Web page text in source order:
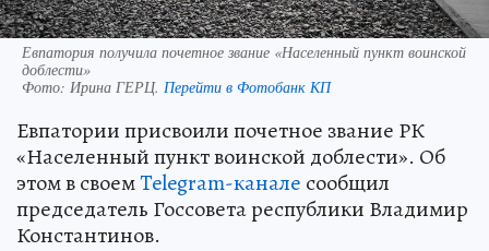
Евпатория получила почетное звание «Населенный пункт воинской
доблести»
Фото: Ирина ГЕРЦ. Перейти в Фотобанк КП
Евпатории присвоили почетное звание РК
«Населенный пункт воинской доблести». Об
этом в своемTelegram-канале сообщил
председатель Госсовета республики Владимир
Константинов.